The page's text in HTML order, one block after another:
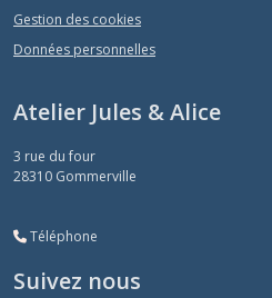
Gestion des cookies
Données personnelles
Atelier Jules & Alice
3 rue du four
28310 Gommerville
Téléphone
Suivez nous